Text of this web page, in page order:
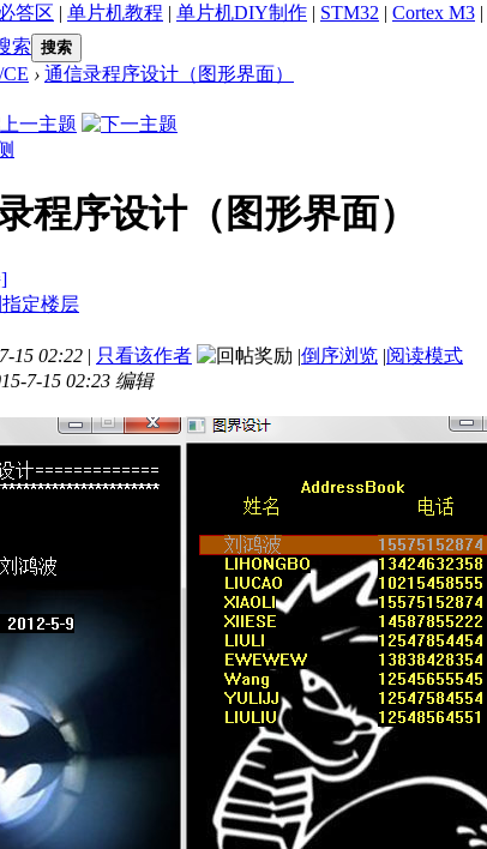
答区 | 单片机教程 | 单片机DIY制作 | STM32 | Cortex M3 |
索 搜索
› 通信录程序设计（图形界面）
程序设计（图形界面）
15 02:22 | 只看该作者 |倒序浏览 |阅读模式
7-15 02:23 编辑